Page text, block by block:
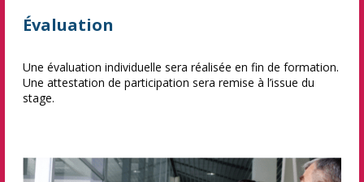
Évaluation
Une évaluation individuelle sera réalisée en fin de formation.
Une attestation de participation sera remise à l’issue du
stage.